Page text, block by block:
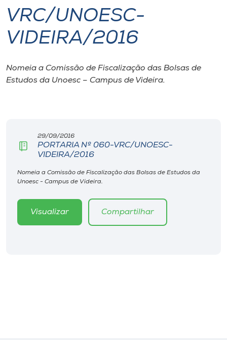
I.nova
Cultura
Biblioteca
Editora
Rádio
VRC/UNOESC-
VIDEIRA/2016
Nomeia a Comissão de Fiscalização das Bolsas de
Estudos da Unoesc – Campus de Videira.
29/09/2016
PORTARIA Nº 060-VRC/UNOESC-
VIDEIRA/2016
Nomeia a Comissão de Fiscalização das Bolsas de Estudos da
Unoesc - Campus de Videira.
Visualizar Compartilhar